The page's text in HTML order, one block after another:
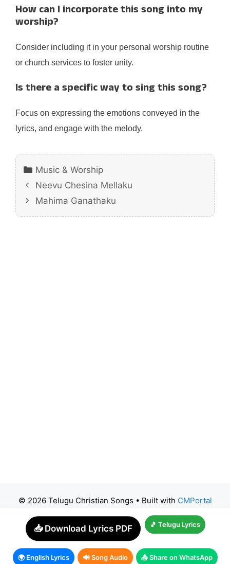
How can I incorporate this song into my
worship?
Consider including it in your personal worship routine
or church services to foster unity.
Is there a specific way to sing this song?
Focus on expressing the emotions conveyed in the
lyrics, and engage with the melody.
Categories
Music & Worship
Neevu Chesina Mellaku
Mahima Ganathaku
© 2026 Telugu Christian Songs • Built with CMPortal
📥 Download Lyrics PDF 🎵 Telugu Lyrics
🌍 English Lyrics 🔊 Song Audio 📤 Share on WhatsApp